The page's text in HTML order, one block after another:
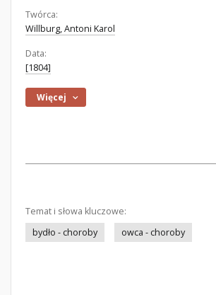
Twórca:
Willburg, Antoni Karol
Data:
[1804]
Więcej
Temat i słowa kluczowe:
bydło - choroby
owca - choroby